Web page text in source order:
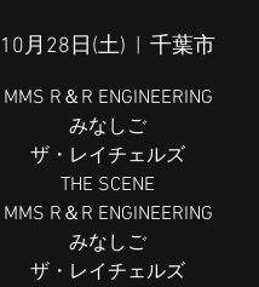
10月28日(土) 千葉市
MMS R＆R ENGINEERING
みなしご
ザ・レイチェルズ
THE SCENE
MMS R＆R ENGINEERING
みなしご
ザ・レイチェルズ